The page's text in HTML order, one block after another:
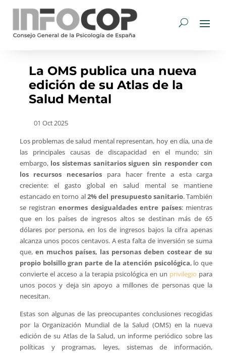
La OMS publica una nueva
edición de su Atlas de la
Salud Mental
01 Oct 2025
Los problemas de salud mental representan, hoy en día, una de
las principales causas de discapacidad en el mundo; sin
embargo, los sistemas sanitarios siguen sin responder con
los recursos necesarios para hacer frente a esta carga
creciente: el gasto global en salud mental se mantiene
estancado en torno al2% del presupuesto sanitario. También
se registran enormes desigualdades entre países: mientras
que en los países de ingresos altos se destinan más de 65
dólares por persona, en los de ingresos bajos la cifra apenas
alcanza unos pocos centavos. A esta falta de inversión se suma
que, en muchos países, las personas deben costear de su
propio bolsillo gran parte de la atención psicológica, lo que
convierte el acceso a la terapia psicológica en un privilegio para
unos pocos y deja sin apoyo a millones de personas que la
necesitan.
Estas son algunas de las preocupantes conclusiones recogidas
por la Organización Mundial de la Salud (OMS) en la nueva
edición de su Atlas de la Salud, un informe periódico sobre las
políticas y programas, leyes, sistemas de información,